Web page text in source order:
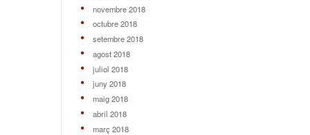
novembre 2018
octubre 2018
setembre 2018
agost 2018
juliol 2018
juny 2018
maig 2018
abril 2018
març 2018